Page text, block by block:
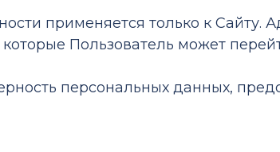
применяется только к Сайту.
которые Пользователь может
персональных данных,